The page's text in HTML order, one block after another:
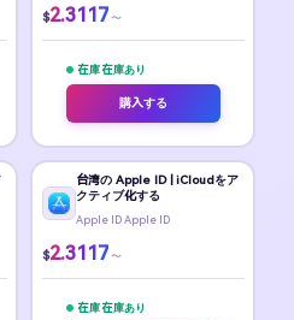
$2.3117 〜
在庫 在庫あり
購入する
台湾の Apple ID | iCloudをア
クティブ化する
Apple ID Apple ID
$2.3117 〜
在庫 在庫あり